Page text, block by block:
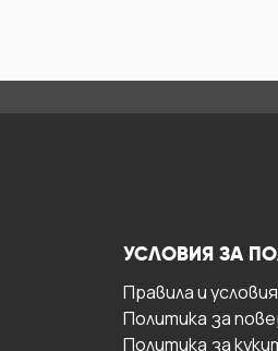
УСЛОВИЯ ЗА
Правила и
Политика за
Политика за